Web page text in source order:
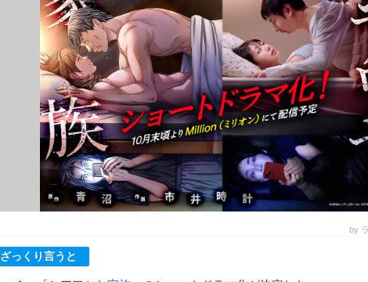
by
ざっくり言うと